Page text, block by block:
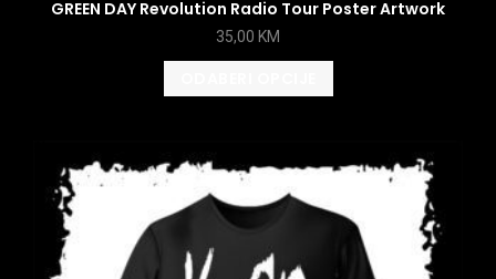
GREEN DAY Revolution Radio Tour Poster Artwork
35,00 KM